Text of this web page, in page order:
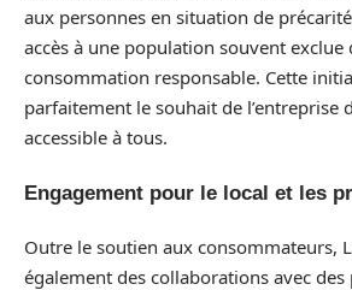
aux personnes en situation de
accès à une population souvent exclue
consommation responsable. Cette
parfaitement le souhait de l’entreprise
accessible à tous.
Engagement pour le local et les
Outre le soutien aux consommateurs,
également des collaborations avec